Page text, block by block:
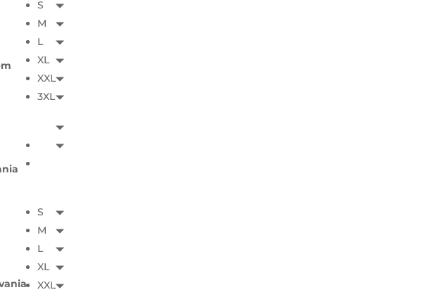
S
M
L
XL
XXL
3XL
S
M
L
XL
XXL